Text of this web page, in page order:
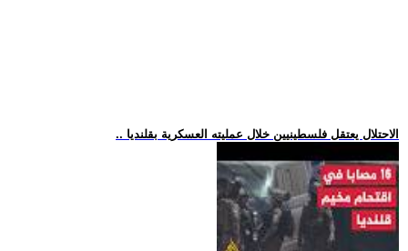
.. الاحتلال يعتقل فلسطينيين خلال عمليته العسكرية بقلنديا